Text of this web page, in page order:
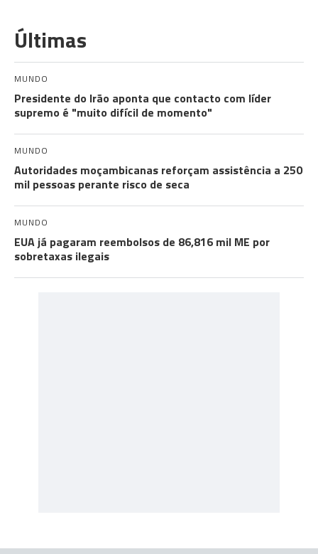
Últimas
MUNDO
Presidente do Irão aponta que contacto com líder
supremo é "muito difícil de momento"
MUNDO
Autoridades moçambicanas reforçam assistência a 250
mil pessoas perante risco de seca
MUNDO
EUA já pagaram reembolsos de 86,816 mil ME por
sobretaxas ilegais